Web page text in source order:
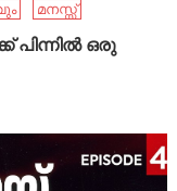
മനസ്സ്
പിന്നിൽ ഒരു